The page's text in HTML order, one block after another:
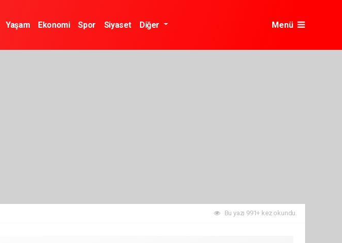
Yaşam Ekonomi Spor Siyaset Diğer Menü
Bu yazı 991+ kez okundu.